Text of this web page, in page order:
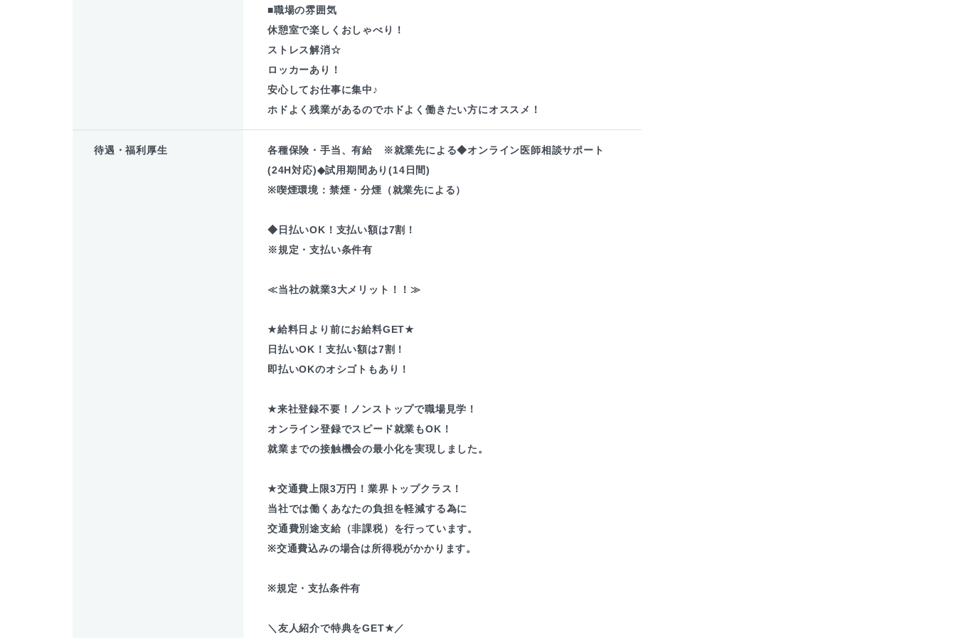
■職場の雰囲気
休憩室で楽しくおしゃべり！
ストレス解消☆
ロッカーあり！
安心してお仕事に集中♪
ホドよく残業があるのでホドよく働きたい方にオススメ！
待遇・福利厚生
各種保険・手当、有給 ※就業先による◆オンライン医師相談サポート
(24H対応)◆試用期間あり(14日間)
※喫煙環境：禁煙・分煙（就業先による）
◆日払いOK！支払い額は7割！
※規定・支払い条件有
≪当社の就業3大メリット！！≫
★給料日より前にお給料GET★
日払いOK！支払い額は7割！
即払いOKのオシゴトもあり！
★来社登録不要！ノンストップで職場見学！
オンライン登録でスピード就業もOK！
就業までの接触機会の最小化を実現しました。
★交通費上限3万円！業界トップクラス！
当社では働くあなたの負担を軽減する為に
交通費別途支給（非課税）を行っています。
※交通費込みの場合は所得税がかかります。
※規定・支払条件有
＼友人紹介で特典をGET★／